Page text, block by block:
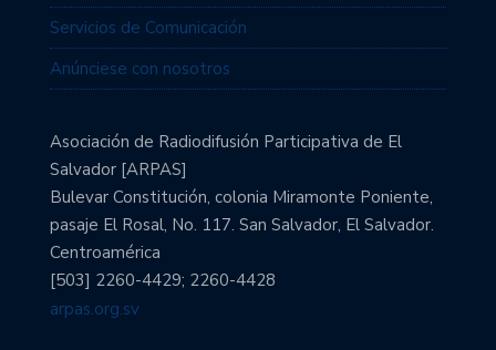
Servicios de Comunicación
Anúnciese con nosotros
Asociación de Radiodifusión Participativa de El
Salvador [ARPAS]
Bulevar Constitución, colonia Miramonte Poniente,
pasaje El Rosal, No. 117. San Salvador, El Salvador.
Centroamérica
[503] 2260-4429; 2260-4428
arpas.org.sv